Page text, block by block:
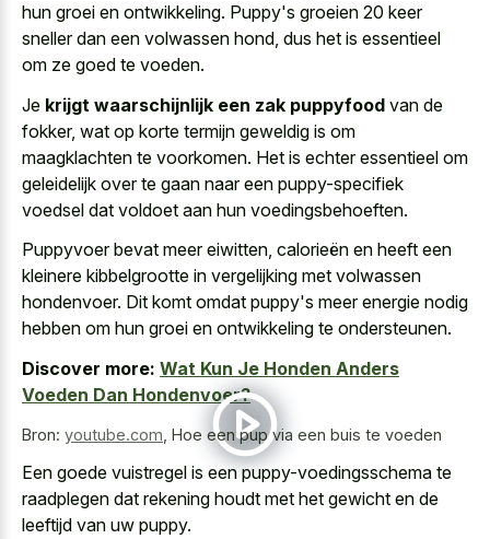
hun groei en ontwikkeling. Puppy's groeien 20 keer
sneller dan een volwassen hond, dus het is essentieel
om ze goed te voeden.
Je krijgt waarschijnlijk een zak puppyfood van de
fokker, wat op korte termijn geweldig is om
maagklachten te voorkomen. Het is echter essentieel om
geleidelijk over te gaan naar een puppy-specifiek
voedsel dat voldoet aan hun voedingsbehoeften.
Puppyvoer bevat meer eiwitten, calorieën en heeft een
kleinere kibbelgrootte in vergelijking met volwassen
hondenvoer. Dit komt omdat puppy's meer energie nodig
hebben om hun groei en ontwikkeling te ondersteunen.
Discover more: Wat Kun Je Honden Anders
Voeden Dan Hondenvoer?
Bron: youtube.com Hoe een pup via een buis te voeden
Een goede vuistregel is een puppy-voedingsschema te
raadplegen dat rekening houdt met het gewicht en de
leeftijd van uw puppy.